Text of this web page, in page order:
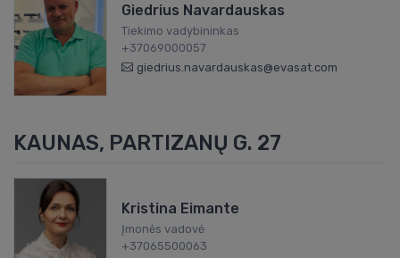
Giedrius Navardauskas
Tiekimo vadybininkas
+37069000057
giedrius.navardauskas@evasat.com
KAUNAS, PARTIZANŲ G. 27
Kristina Eimante
Įmonės vadovė
+37065500063